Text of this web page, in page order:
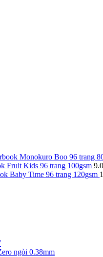
Monokuro Boo 96 trang
Fruit Kids 96 trang 100gsm
Baby Time 96 trang 120gsm
ngòi 0.38mm